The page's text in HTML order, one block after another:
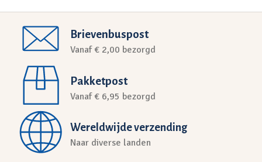
Brievenbuspost
Vanaf € 2,00 bezorgd
Pakketpost
Vanaf € 6,95 bezorgd
Wereldwijde verzending
Naar diverse landen